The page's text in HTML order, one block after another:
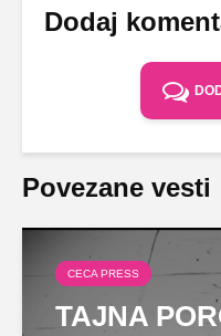
Dodaj
Povezane vesti
CECA PRESS
TAJNA